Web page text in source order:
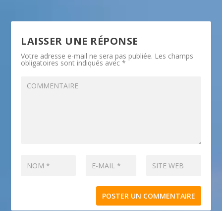
LAISSER UNE RÉPONSE
Votre adresse e-mail ne sera pas publiée. Les champs
obligatoires sont indiqués avec*